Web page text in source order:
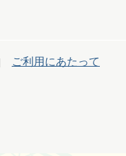
ご利用にあたって